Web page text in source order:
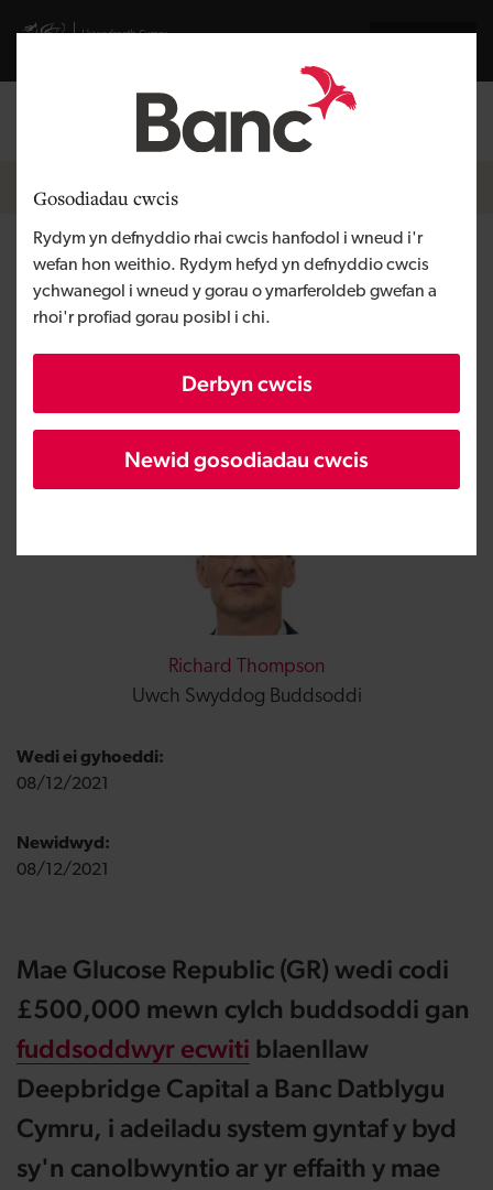
Gosodiadau cwcis
Rydym yn defnyddio rhai cwcis hanfodol i wneud i'r
wefan hon weithio. Rydym hefyd yn defnyddio cwcis
ychwanegol i wneud y gorau o ymarferoldeb gwefan a
rhoi'r profiad gorau posibl i chi.
Derbyn cwcis
Newid gosodiadau cwcis
Visit gov.wales website
Mewngofnodi
Breadcrumb
Newyddion
Glucose Republic yn codi
buddsoddiad o £500,000 i
adeiladu'r ap cyntaf a ffocws ar
effaith bwyd
Richard Thompson
Uwch Swyddog Buddsoddi
Wedi ei gyhoeddi:
08/12/2021
Newidwyd:
08/12/2021
Mae Glucose Republic (GR) wedi codi
£500,000 mewn cylch buddsoddi gan
fuddsoddwyr ecwiti blaenllaw
Deepbridge Capital a Banc Datblygu
Cymru, i adeiladu system gyntaf y byd
sy'n canolbwyntio ar yr effaith y mae